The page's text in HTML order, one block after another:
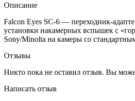
Описание
Falcon Eyes SC-6 — переходник-
установки накамерных вспышек c
Sony/Minolta на камеры со
Отзывы
Никто пока не оставил отзыв. Вы
Написать отзыв